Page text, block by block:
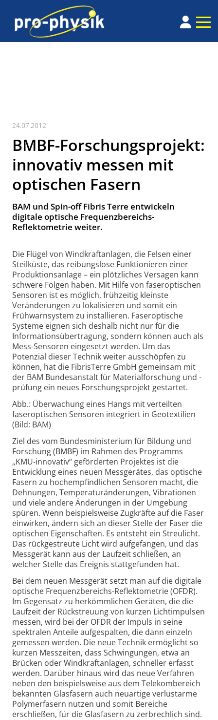
24.07.2012
BMBF-Forschungsprojekt:
innovativ messen mit
optischen Fasern
BAM und Spin-off Fibris Terre entwickeln
digitale optische Frequenzbereichs-
Reflektometrie weiter.
Die Flügel von Windkraftanlagen, die Felsen einer
Steilküste, das reibungslose Funktionieren einer
Produktionsanlage – ein plötzliches Versagen kann
schwere Folgen haben. Mit Hilfe von faseroptischen
Sensoren ist es möglich, frühzeitig kleinste
Veränderungen zu lokalisieren und somit ein
Frühwarnsystem zu installieren. Faseroptische
Systeme eignen sich deshalb nicht nur für die
Informationsübertragung, sondern können auch als
Mess-Sensoren eingesetzt werden. Um das
Potenzial dieser Technik weiter ausschöpfen zu
können, hat die FibrisTerre GmbH gemeinsam mit
der BAM Bundesanstalt für Materialforschung und -
prüfung ein neues Forschungsprojekt gestartet.
Abb.: Überwachung eines Hangs mit verteilten
faseroptischen Sensoren integriert in Geotextilien
(Bild: BAM)
Ziel des vom Bundesministerium für Bildung und
Forschung (BMBF) im Rahmen des Programms
„KMU-innovativ“ geförderten Projektes ist die
Entwicklung eines neuen Messgerätes, das optische
Fasern zu hochempfindlichen Sensoren macht, die
Dehnungen, Temperaturänderungen, Vibrationen
und viele andere Änderungen in der Umgebung
spüren. Wenn beispielsweise Zugkräfte auf die Faser
einwirken, ändern sich an dieser Stelle der Faser die
optischen Eigenschaften. Es entsteht ein Streulicht.
Das rückgestreute Licht wird aufgefangen, und das
Messgerät kann aus der Laufzeit schließen, an
welcher Stelle das Ereignis stattgefunden hat.
Bei dem neuen Messgerät setzt man auf die digitale
optische Frequenzbereichs-Reflektometrie (OFDR).
Im Gegensatz zu herkömmlichen Geräten, die die
Laufzeit der Rückstreuung von kurzen Lichtimpulsen
messen, wird bei der OFDR der Impuls in seine
spektralen Anteile aufgespalten, die dann einzeln
gemessen werden. Die neue Technik ermöglicht so
kurzen Messzeiten, dass Schwingungen, etwa an
Brücken oder Windkraftanlagen, schneller erfasst
werden. Darüber hinaus wird das neue Verfahren
neben den beispielsweise aus dem Telekombereich
bekannten Glasfasern auch neuartige verlustarme
Polymerfasern nutzen und somit Bereiche
erschließen, für die Glasfasern zu zerbrechlich sind.